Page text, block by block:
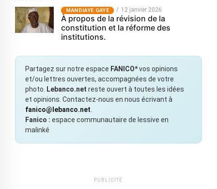
MANDIAYE GAYE 12 janvier 2026
À propos de la révision de la
constitution et la réforme des
institutions.
Partagez sur notre espace FANICO*vos opinions
et/ou lettres ouvertes, accompagnées de votre
photo.
Lebanco.net reste ouvert à toutes les idées
et opinions. Contactez-nous en nous écrivant à
fanico@lebanco.net
Fanico : espace communautaire de lessive en
malinké
PUBLICITÉ